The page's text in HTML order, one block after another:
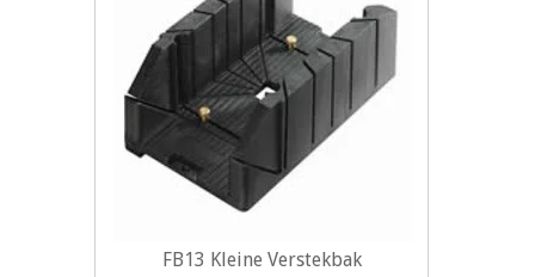
FB13 Kleine Verstekbak